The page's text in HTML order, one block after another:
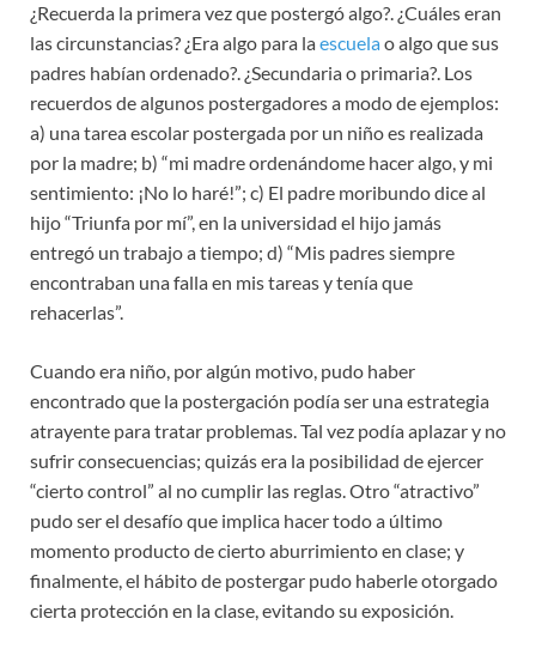
¿Recuerda la primera vez que postergó algo?. ¿Cuáles eran
las circunstancias? ¿Era algo para laescuelao algo que sus
padres habían ordenado?. ¿Secundaria o primaria?. Los
recuerdos de algunos postergadores a modo de ejemplos:
a) una tarea escolar postergada por un niño es realizada
por la madre; b) “mi madre ordenándome hacer algo, y mi
sentimiento: ¡No lo haré!”; c) El padre moribundo dice al
hijo “Triunfa por mí”, en la universidad el hijo jamás
entregó un trabajo a tiempo; d) “Mis padres siempre
encontraban una falla en mis tareas y tenía que
rehacerlas”.
Cuando era niño, por algún motivo, pudo haber
encontrado que la postergación podía ser una estrategia
atrayente para tratar problemas. Tal vez podía aplazar y no
sufrir consecuencias; quizás era la posibilidad de ejercer
“cierto control” al no cumplir las reglas. Otro “atractivo”
pudo ser el desafío que implica hacer todo a último
momento producto de cierto aburrimiento en clase; y
finalmente, el hábito de postergar pudo haberle otorgado
cierta protección en la clase, evitando su exposición.